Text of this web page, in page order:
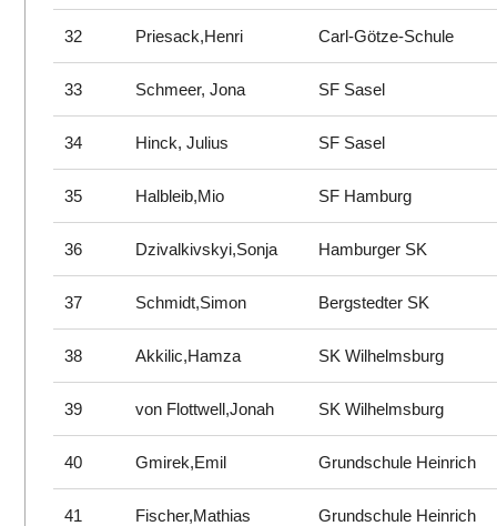
32 Priesack,Henri Carl-Götze-Schule
33 Schmeer, Jona SF Sasel
34 Hinck, Julius SF Sasel
35 Halbleib,Mio SF Hamburg
36 Dzivalkivskyi,Sonja Hamburger SK
37 Schmidt,Simon Bergstedter SK
38 Akkilic,Hamza SK Wilhelmsburg
39 von Flottwell,Jonah SK Wilhelmsburg
40 Gmirek,Emil Grundschule Heinrich
41 Fischer,Mathias Grundschule Heinrich